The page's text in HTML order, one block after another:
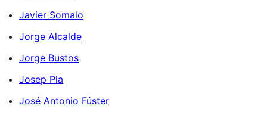
Javier Somalo
Jorge Alcalde
Jorge Bustos
Josep Pla
José Antonio Fúster